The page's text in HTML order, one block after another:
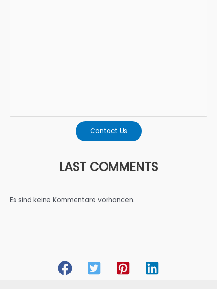
Contact Us
LAST COMMENTS
Es sind keine Kommentare vorhanden.